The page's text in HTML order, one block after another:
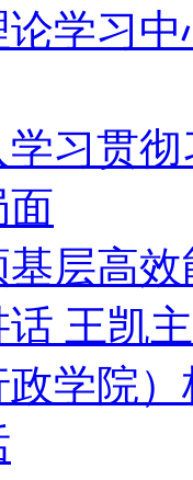
学习
习贯
面
层高
王凯
学院